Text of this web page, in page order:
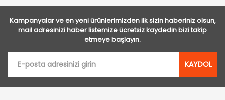
Kampanyalar ve en yeni ürünlerimizden ilk sizin haberiniz olsun,
mail adresinizi haber listemize ücretsiz kaydedin bizi takip
etmeye başlayın.
KAYDOL